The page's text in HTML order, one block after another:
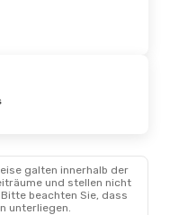
galten innerhalb der
und stellen nicht
beachten Sie, dass
unterliegen.